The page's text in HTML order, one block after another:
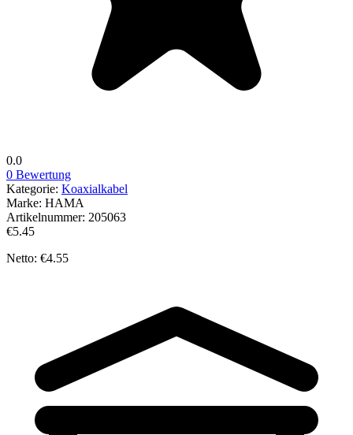
0.0
0 Bewertung
Kategorie: Koaxialkabel
Marke: HAMA
Artikelnummer: 205063
€5.45
Netto: €4.55